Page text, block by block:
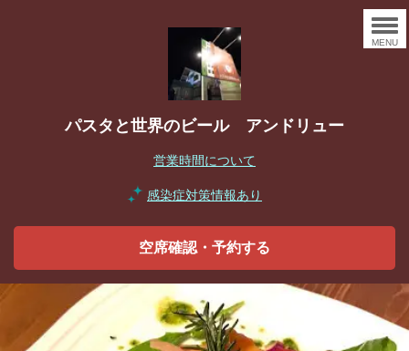
MENU
パスタと世界のビール アンドリュー
営業時間について
感染症対策情報あり
空席確認・予約する